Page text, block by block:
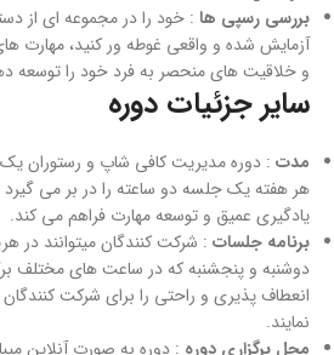
بررسی رسپی ها : خود را در مجموعه ای از
آزمایش شده و واقعی غوطه ور کنید، مهارت
و خلاقیت های منحصر به فرد خود را توسعه
سایر جزئیات دوره
مدت
هر هفته یک جلسه دو ساعته را در بر می گیرد
یادگیری عمیق و توسعه مهارت فراهم می کند.
برنامه جلسات : شرکت کنندگان میتوانند در
دوشنبه و پنجشنبه که در ساعت های مختلف
انعطاف پذیری و راحتی را برای شرکت
نمایند.
محل برگزاری دوره : دوره به صورت آنلاین